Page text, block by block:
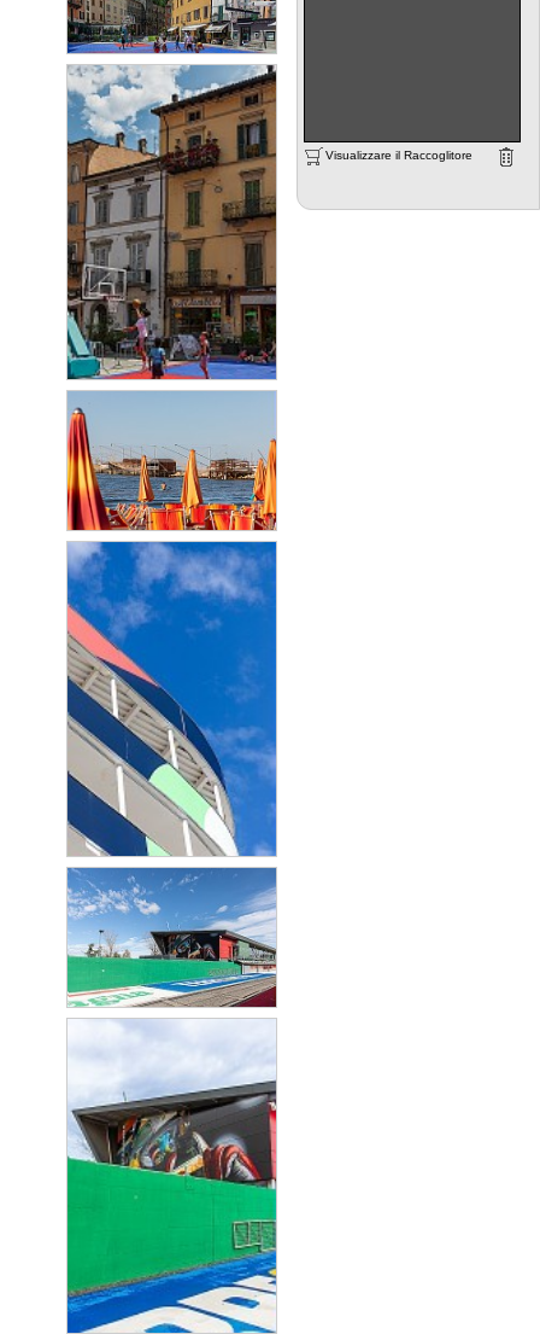
Visualizzare il Raccoglitore